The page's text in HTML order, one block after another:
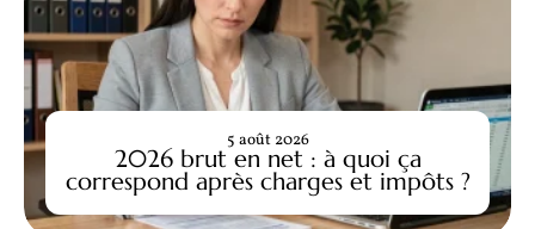
2026 brut en net : à quoi ça
correspond après charges et impôts ?
5 août 2026